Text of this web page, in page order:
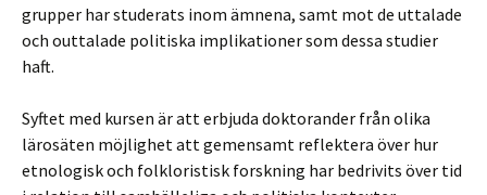
grupper har studerats inom ämnena, samt mot de uttalade
och outtalade politiska implikationer som dessa studier
haft.
Syftet med kursen är att erbjuda doktorander från olika
lärosäten möjlighet att gemensamt reflektera över hur
etnologisk och folkloristisk forskning har bedrivits över tid